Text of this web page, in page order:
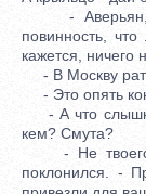
- Аверьян,
повинность,
кажется, ничего
- В Москву
- Это опять
- А что
кем? Смута?
- Не твоего
поклонился. -